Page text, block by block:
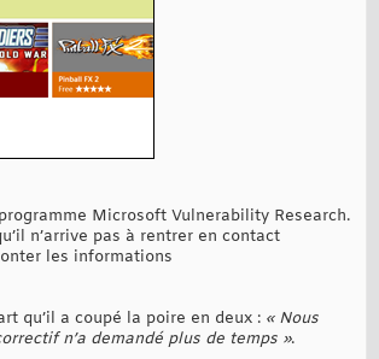
Microsoft Vulnerability Research.
n’arrive pas à rentrer en contact
les informations
qu’il a coupé la poire en deux : « Nous
n’a demandé plus de temps ».